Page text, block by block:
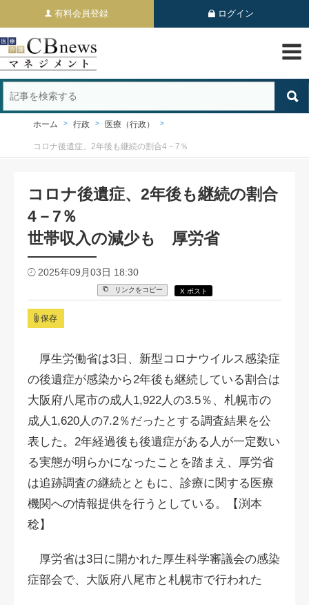
有料会員登録 ログイン
ホーム 行政 医療（行政）
コロナ後遺症、2年後も継続の割合4－7％
コロナ後遺症、2年後も継続の割合
4－7％
世帯収入の減少も 厚労省
2025年09月03日 18:30
リンクをコピー X ポスト
保存
厚生労働省は3日、新型コロナウイルス感染症
の後遺症が感染から2年後も継続している割合は
大阪府八尾市の成人1,922人の3.5％、札幌市の
成人1,620人の7.2％だったとする調査結果を公
表した。2年経過後も後遺症がある人が一定数い
る実態が明らかになったことを踏まえ、厚労省
は追跡調査の継続とともに、診療に関する医療
機関への情報提供を行うとしている。【渕本
稔】
厚労省は3日に開かれた厚生科学審議会の感染
症部会で、大阪府八尾市と札幌市で行われた